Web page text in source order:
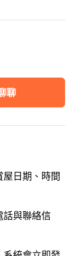
聊
日期、時間
話與聯絡信